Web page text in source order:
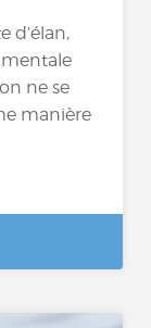
d’élan,
ne se
manière